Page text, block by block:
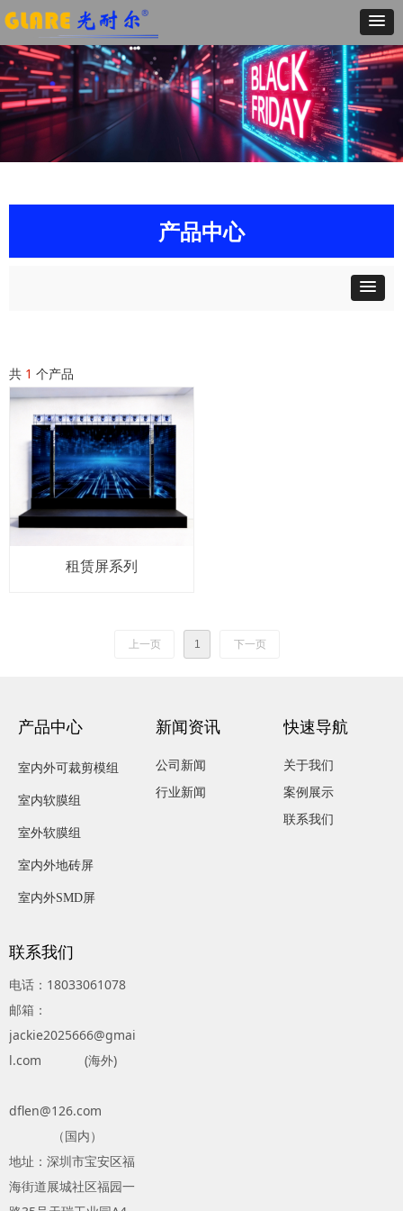
产品中心
共 1 个产品
租赁屏系列
上一页 1 下一页
联系我们
电话：18033061078
邮箱：
jackie2025666@gmai
l.com (海外)
dflen@126.com
（国内）
地址：深圳市宝安区福
海街道展城社区福园一
产品中心
室内外可裁剪模组
室内软膜组
室外软膜组
室内外地砖屏
室内外SMD屏
公司新闻
行业新闻
新闻资讯 快速导航
关于我们
案例展示
联系我们